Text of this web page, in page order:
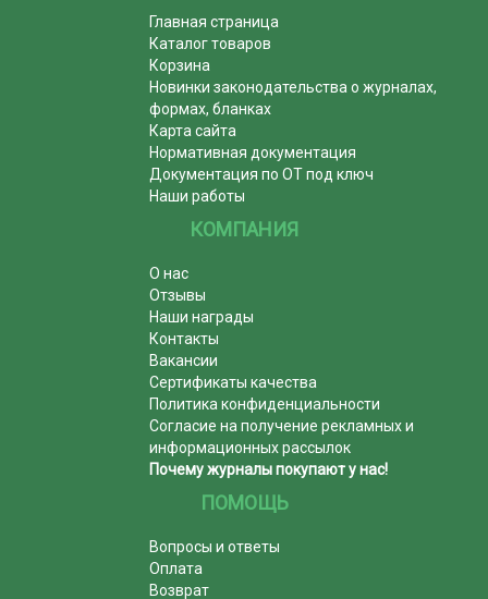
Главная страница
Каталог товаров
Корзина
Новинки законодательства о журналах,
формах, бланках
Карта сайта
Нормативная документация
Документация по ОТ под ключ
Наши работы
КОМПАНИЯ
О нас
Отзывы
Наши награды
Контакты
Вакансии
Сертификаты качества
Политика конфиденциальности
Согласие на получение рекламных и
информационных рассылок
Почему журналы покупают у нас!
ПОМОЩЬ
Вопросы и ответы
Оплата
Возврат